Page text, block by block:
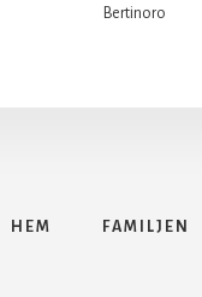
Bertinoro
HEM FAMILJEN